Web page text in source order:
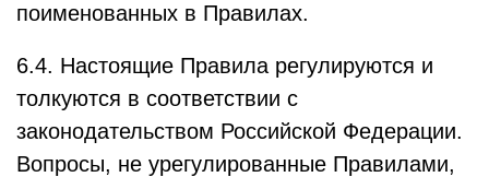
поименованных в Правилах.
6.4. Настоящие Правила регулируются и
толкуются в соответствии с
законодательством Российской Федерации.
Вопросы, не урегулированные Правилами,